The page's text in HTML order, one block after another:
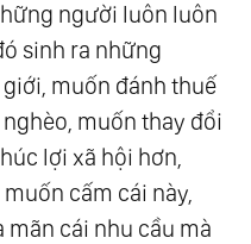
Thứ Tiến Hóa
Của Một
người luôn luôn
sinh ra những
muốn đánh thuế
muốn thay đổi
lợi xã hội hơn,
cấm cái này,
mãn cái nhu cầu mà